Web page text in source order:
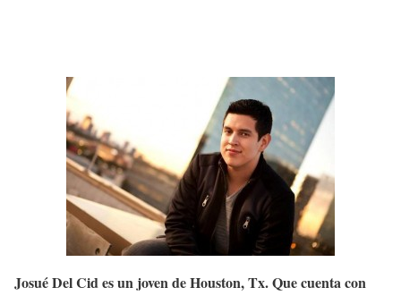
Josué Del Cid es un joven de Houston, Tx. Que cuenta con